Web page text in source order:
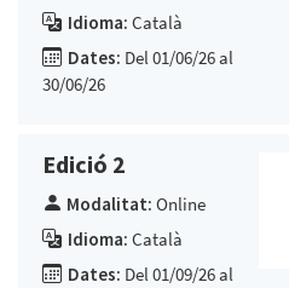
Idioma: Català
Dates: Del 01/06/26 al
30/06/26
Edició 2
Modalitat: Online
Idioma: Català
Dates: Del 01/09/26 al